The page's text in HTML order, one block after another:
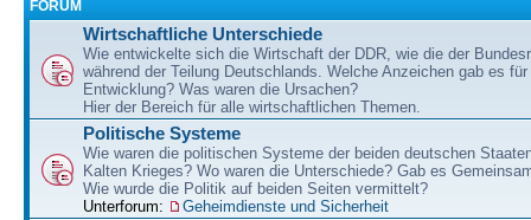
FORUM
Wirtschaftliche Unterschiede
Wie entwickelte sich die Wirtschaft der DDR, wie die der
während der Teilung Deutschlands. Welche Anzeichen gab es für
Entwicklung? Was waren die Ursachen?
Hier der Bereich für alle wirtschaftlichen Themen.
Politische Systeme
Wie waren die politischen Systeme der beiden deutschen
Kalten Krieges? Wo waren die Unterschiede? Gab es
Wie wurde die Politik auf beiden Seiten vermittelt?
Unterforum:
Geheimdienste und Sicherheit